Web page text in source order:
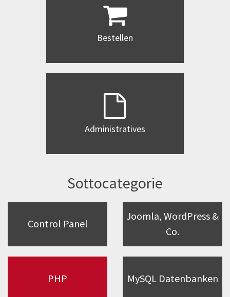
Bestellen
Administratives
Sottocategorie
Control Panel
Joomla, WordPress &
Co.
PHP MySQL Datenbanken